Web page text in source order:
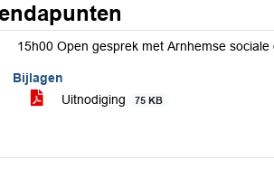
Bijlagen
Uitnodiging
75 KB